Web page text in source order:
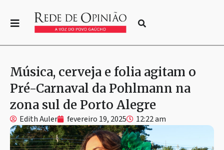
Música, cerveja e folia agitam o
Pré-Carnaval da Pohlmann na
zona sul de Porto Alegre
Edith Auler fevereiro 19, 2025 12:22 am